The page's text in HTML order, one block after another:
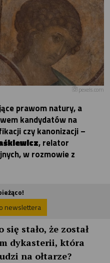
pexels.com
prawom natury, a
kandydatów na
czy kanonizacji –
, relator
w rozmowie z
newslettera
się stało, że został
dykasterii, która
na ołtarze?